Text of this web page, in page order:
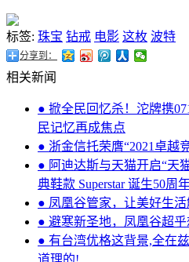
标签: 珠宝 钻戒 电影 这枚 波特
分享到：
相关新闻
● 掀全民回忆杀！沱牌携
民记忆再成焦点
● 浙金信托荣膺“2021卓越
● 阿迪达斯与天猫开启“天
典鞋款 Superstar 诞生50周
● 凤凰谷管家，让美好生
● 避寒新圣地，凤凰谷超乎
● 有台湾优格这背景,全在
道理的!